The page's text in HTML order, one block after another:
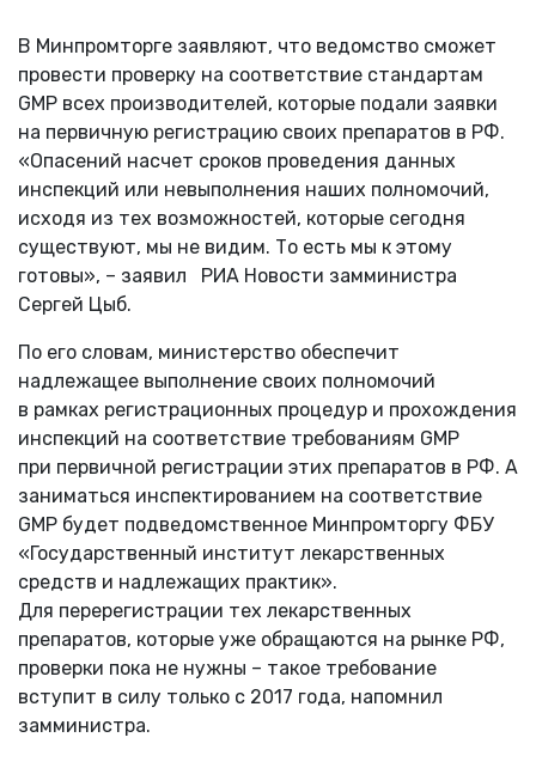
В Минпромторге заявляют, что ведомство сможет
провести проверку на соответствие стандартам
GMP всех производителей, которые подали заявки
на первичную регистрацию своих препаратов в РФ.
«Опасений насчет сроков проведения данных
инспекций или невыполнения наших полномочий,
исходя из тех возможностей, которые сегодня
существуют, мы не видим. То есть мы к этому
готовы», – заявил РИА Новости замминистра
Сергей Цыб.
По его словам, министерство обеспечит
надлежащее выполнение своих полномочий
в рамках регистрационных процедур и прохождения
инспекций на соответствие требованиям GMP
при первичной регистрации этих препаратов в РФ. А
заниматься инспектированием на соответствие
GMP будет подведомственное Минпромторгу ФБУ
«Государственный институт лекарственных
средств и надлежащих практик».
Для перерегистрации тех лекарственных
препаратов, которые уже обращаются на рынке РФ,
проверки пока не нужны – такое требование
вступит в силу только с 2017 года, напомнил
замминистра.